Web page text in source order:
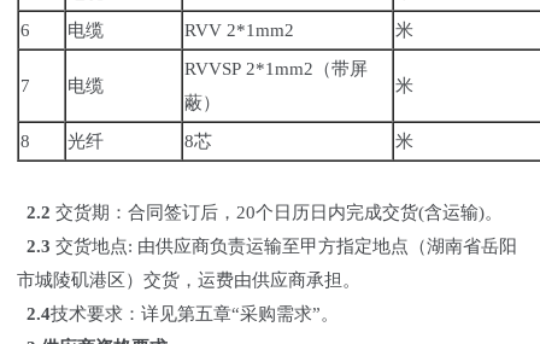
6
电缆 RVV 2*1mm2 米
7 电缆
RVVSP 2*1mm2（带屏
蔽）
米
8 光纤 8芯 米
2.2 交货期：合同签订后，20个日历日内完成交货(含运输)。
2.3 交货地点: 由供应商负责运输至甲方指定地点（湖南省岳阳
市城陵矶港区）交货，运费由供应商承担。
2.4技术要求：详见第五章“采购需求”。